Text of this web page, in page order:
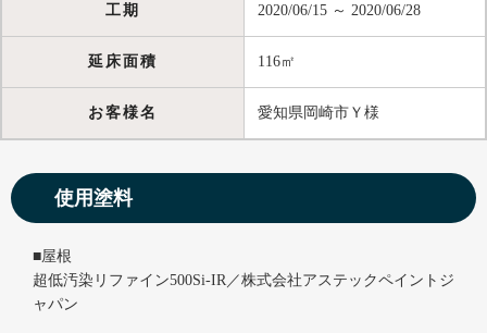
工期 2020/06/15 ～ 2020/06/28
延床面積 116㎡
お客様名 愛知県岡崎市Ｙ様
使用塗料
■屋根
超低汚染リファイン500Si-IR／株式会社アステックペイントジ
ャパン